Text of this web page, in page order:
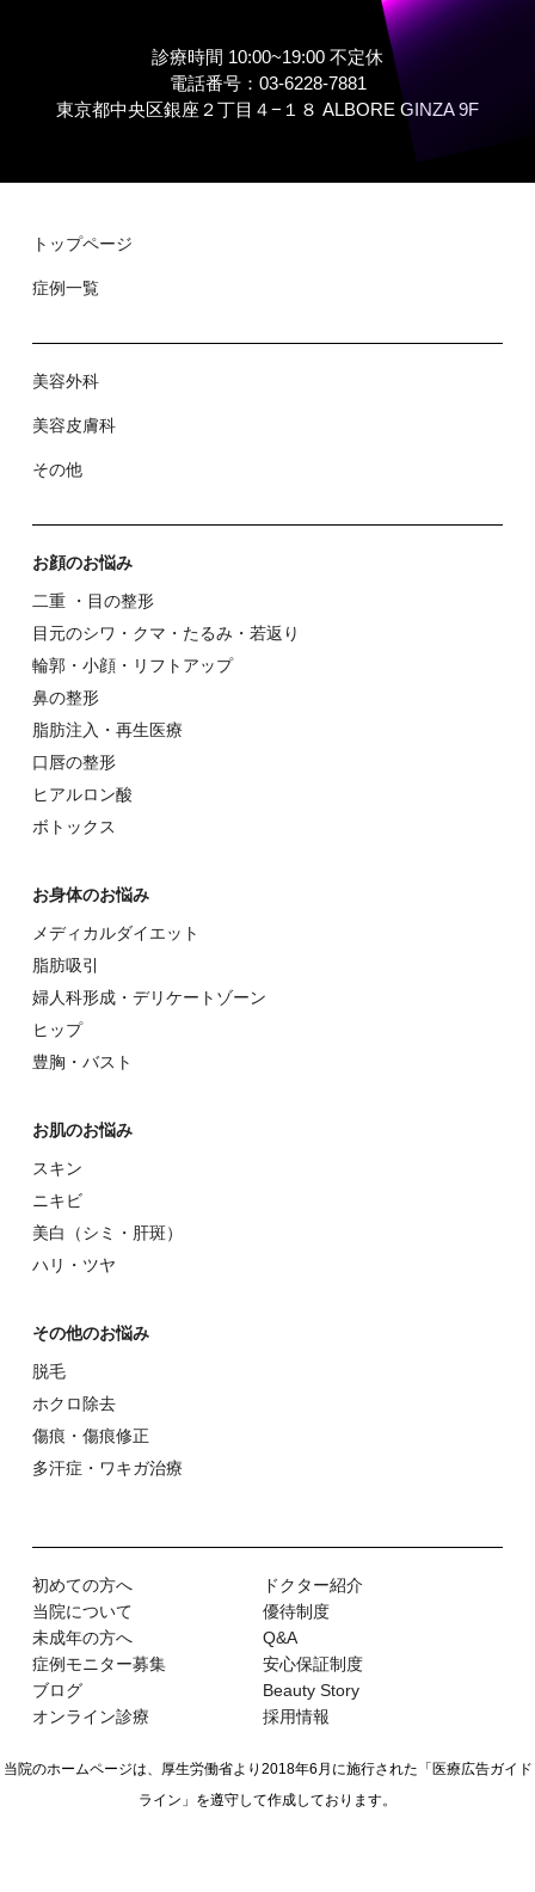
診療時間 10:00~19:00 不定休
電話番号：03-6228-7881
東京都中央区銀座２丁⽬４−１８ ALBORE GINZA 9F
トップページ
症例⼀覧
美容外科
美容⽪膚科
その他
お顔のお悩み
⼆重 ・⽬の整形
⽬元のシワ・クマ・たるみ・若返り
輪郭・⼩顔・リフトアップ
⿐の整形
脂肪注入・再生医療
⼝唇の整形
ヒアルロン酸
ボトックス
お⾝体のお悩み
メディカルダイエット
脂肪吸引
婦⼈科形成・デリケートゾーン
ヒップ
豊胸・バスト
お肌のお悩み
スキン
ニキビ
美⽩（シミ・肝斑）
ハリ・ツヤ
その他のお悩み
脱⽑
ホクロ除去
傷痕・傷痕修正
多汗症・ワキガ治療
初めての⽅へ
ドクター紹介
当院について
優待制度
未成年の方へ
Q&A
症例モニター募集
安心保証制度
ブログ
Beauty Story
オンライン診療
採用情報
当院のホームページは、厚生労働省より2018年6月に施行された 「医療広告ガイド
ライン」を遵守して作成しております。